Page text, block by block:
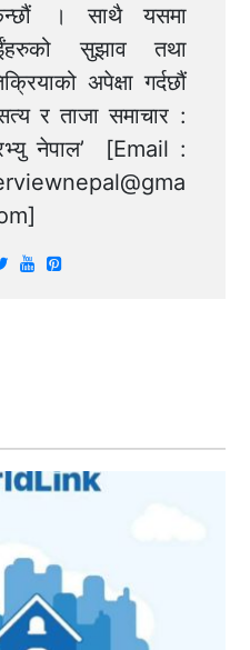
। साथै यसमा
सुझाव तथा
अपेक्षा गर्दछौं
र ताजा समाचार :
नेपाल’ [Email :
]